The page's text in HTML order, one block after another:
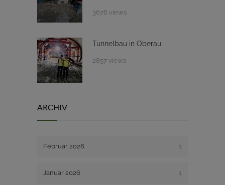
3676 views
Tunnelbau in Oberau
2857 views
ARCHIV
Februar 2026 1
Januar 2026 1